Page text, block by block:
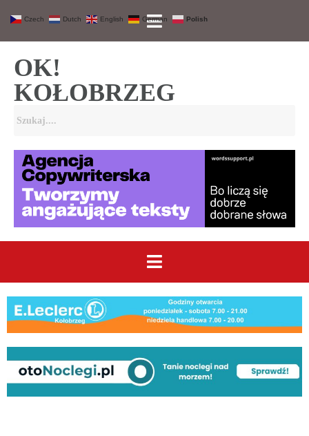
OK!
KOŁOBRZEG
Czech Dutch English German Polish